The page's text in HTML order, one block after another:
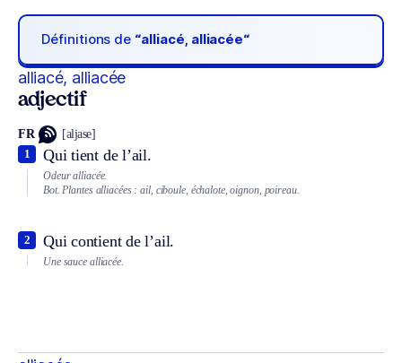
Définitions de “alliacé, alliacée“
alliacé, alliacée
adjectif
FR [aljase]
Qui tient de l’ail.
1
Odeur alliacée.
Bot. Plantes alliacées : ail, ciboule, échalote, oignon, poireau.
Qui contient de l’ail.
2
Une sauce alliacée.